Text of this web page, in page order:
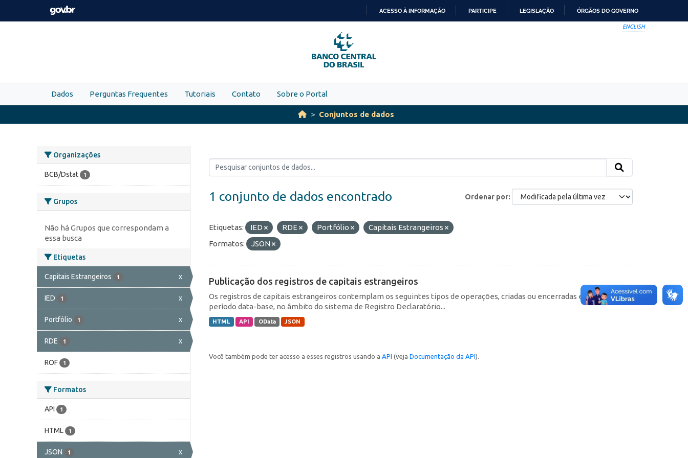
Skip to main content
PARA
O
CONTEÚDO
ACESSO À INFORMAÇÃO PARTICIPE LEGISLAÇÃO ÓRGÃOS DO GOVERNO
ENGLISH
Dados Perguntas Frequentes Tutoriais Contato Sobre o Portal
Conjuntos de dados
Organizações
BCB/Dstat 1
Grupos
Não há Grupos que correspondam a
essa busca
Etiquetas
Capitais Estrangeiros 1 x
IED 1 x
Portfólio 1 x
RDE 1 x
ROF 1
Formatos
API 1
HTML 1
JSON 1 x
Ordenar por
1 conjunto de dados encontrado
Etiquetas: IED RDE Portfólio
Capitais Estrangeiros
Formatos:
JSON
Publicação dos registros de capitais estrangeiros
Os registros de capitais estrangeiros contemplam os seguintes tipos de operações, criadas ou encerradas em cada
período data-base, no âmbito do sistema de Registro Declaratório...
HTML API OData JSON
Você também pode ter acesso a esses registros usando a API (veja Documentação da API).